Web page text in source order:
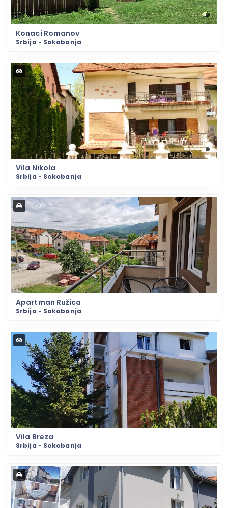
Konaci Romanov
Srbija - Sokobanja
Vila Nikola
Srbija - Sokobanja
Apartman Ružica
Srbija - Sokobanja
Vila Breza
Srbija - Sokobanja